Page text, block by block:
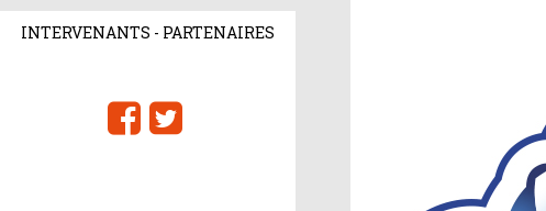
INTERVENANTS - PARTENAIRES